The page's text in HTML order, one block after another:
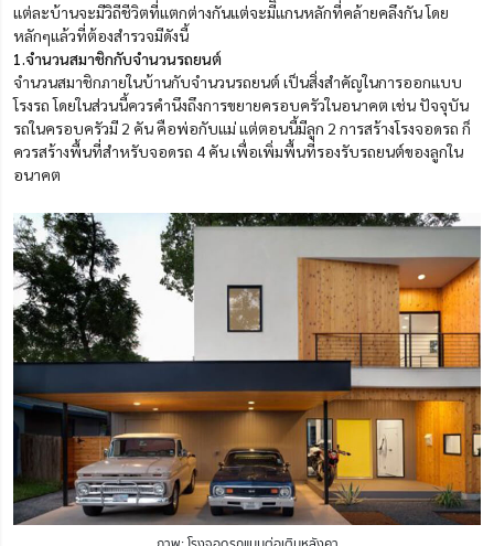
แต่ละบ้านจะมีวิถีชีวิตที่แตกต่างกันแต่จะมีิแกนหลักที่คล้ายคลึงกัน โดย
หลักๆแล้วที่ต้องสำรวจมีดังนี้
1.จำนวนสมาชิกกับจำนวนรถยนต์
จำนวนสมาชิกภายในบ้านกับจำนวนรถยนต์ เป็นสิ่งสำคัญในการออกแบบ
โรงรถ โดยในส่วนนี้ควรคำนึงถึงการขยายครอบครัวในอนาคต เช่น ปัจจุบัน
รถในครอบครัวมี 2 คัน คือพ่อกับแม่ แต่ตอนนี้มีลูก 2 การสร้างโรงจอดรถ ก็
ควรสร้างพื้นที่สำหรับจอดรถ 4 คัน เพื่อเพิ่มพื้นที่รองรับรถยนต์ของลูกใน
อนาคต